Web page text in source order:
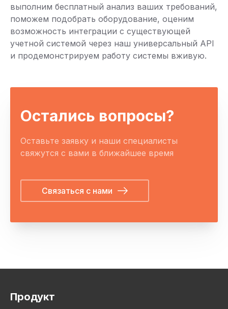
выполним бесплатный анализ ваших требований,
поможем подобрать оборудование, оценим
возможность интеграции с существующей
учетной системой через наш универсальный API
и продемонстрируем работу системы вживую.
Остались вопросы?
Оставьте заявку и наши специалисты
свяжутся с вами в ближайшее время
Связаться с нами
Продукт